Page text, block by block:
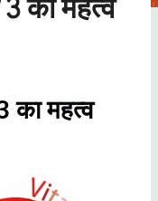
का महत्व